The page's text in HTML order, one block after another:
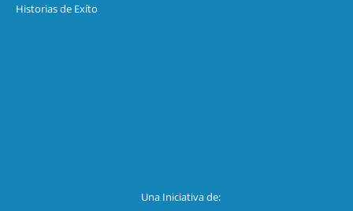
Historias de Exíto
Una Iniciativa de: